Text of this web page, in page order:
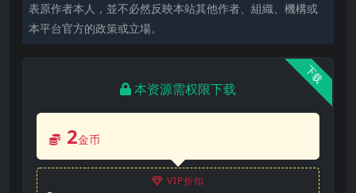
表原作者本人，並不必然反映本站其他作者、組織、機構或
本平台官方的政策或立場。
下载
本资源需权限下载
2金币
VIP折扣